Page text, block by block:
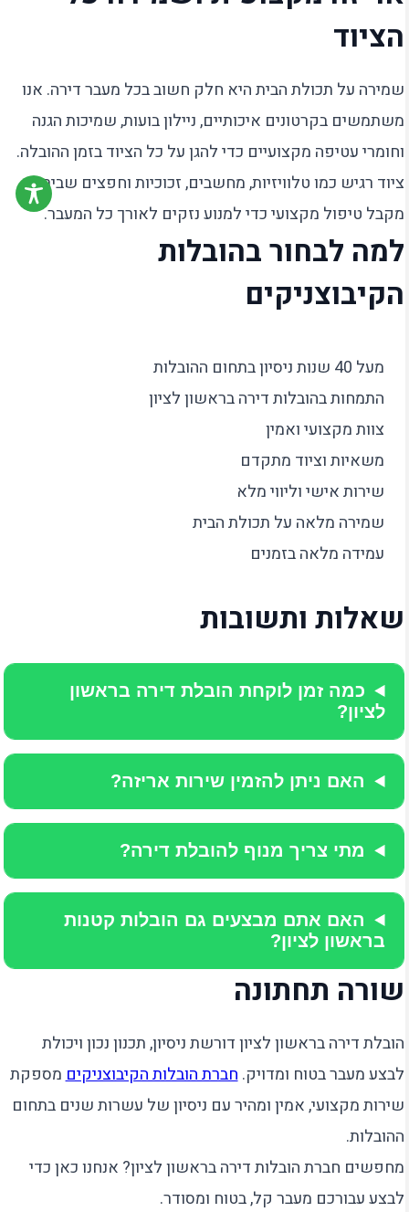
הציוד
שמירה על תכולת הבית היא חלק חשוב בכל מעבר דירה. אנו
משתמשים בקרטונים איכותיים, ניילון בועות, שמיכות הגנה
וחומרי עטיפה מקצועיים כדי להגן על כל הציוד בזמן ההובלה.
ציוד רגיש כמו טלוויזיות, מחשבים, זכוכיות וחפצים שבירים
מקבל טיפול מקצועי כדי למנוע נזקים לאורך כל המעבר.
למה לבחור בהובלות
הקיבוצניקים
מעל 40 שנות ניסיון בתחום ההובלות
התמחות בהובלות דירה בראשון לציון
צוות מקצועי ואמין
משאיות וציוד מתקדם
שירות אישי וליווי מלא
שמירה מלאה על תכולת הבית
עמידה מלאה בזמנים
שאלות ותשובות
כמה זמן לוקחת הובלת דירה בראשון
לציון?
האם ניתן להזמין שירות אריזה?
מתי צריך מנוף להובלת דירה?
האם אתם מבצעים גם הובלות קטנות
בראשון לציון?
שורה תחתונה
הובלת דירה בראשון לציון דורשת ניסיון, תכנון נכון ויכולת
לבצע מעבר בטוח ומדויק.חברת הובלות הקיבוצניקיםמספקת
שירות מקצועי, אמין ומהיר עם ניסיון של עשרות שנים בתחום
ההובלות.
מחפשים חברת הובלות דירה בראשון לציון? אנחנו כאן כדי
לבצע עבורכם מעבר קל, בטוח ומסודר.